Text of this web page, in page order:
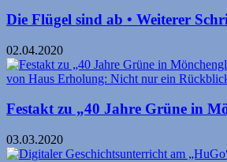
Die Flügel sind ab • Weiterer
02.04.2020
Festakt zu „40 Jahre Grüne in
03.03.2020